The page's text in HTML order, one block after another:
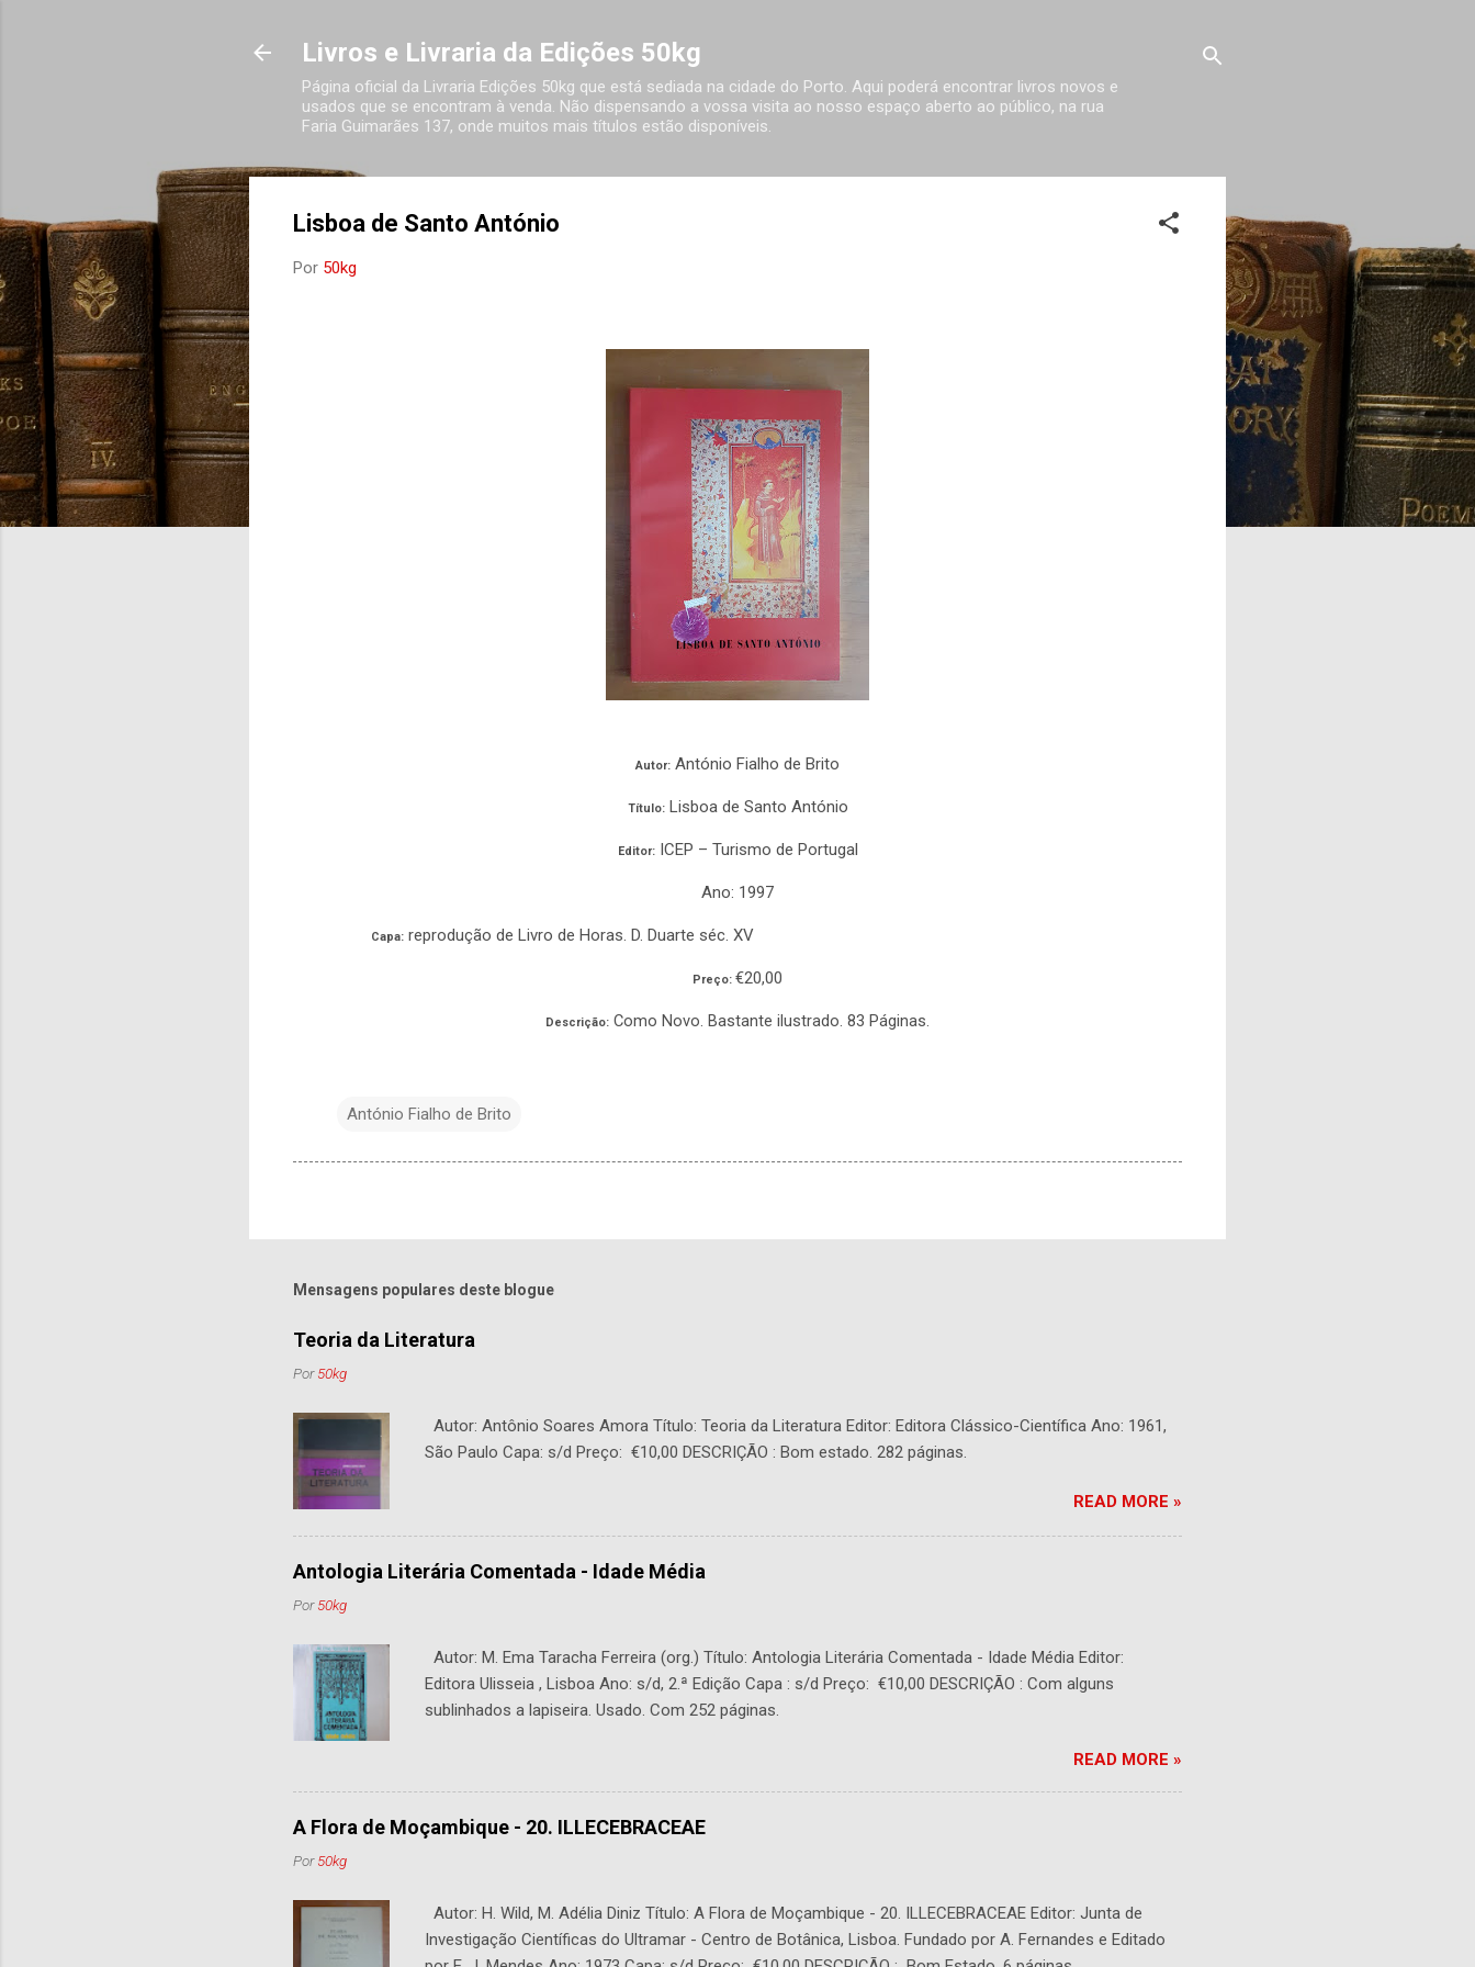
Livros e Livraria da Edições 50kg
Página oficial da Livraria Edições 50kg que está sediada na cidade do Porto. Aqui poderá encontrar livros novos e
usados que se encontram à venda. Não dispensando a vossa visita ao nosso espaço aberto ao público, na rua
Faria Guimarães 137, onde muitos mais títulos estão disponíveis.
Lisboa de Santo António
Por 50kg
Autor: António Fialho de Brito
Título:Lisboa de Santo António
Editor:ICEP – Turismo de Portugal
Ano: 1997
Capa:reprodução de Livro de Horas. D. Duarte séc. XV
Preço: €20,00
Descrição: Como Novo. Bastante ilustrado. 83 Páginas.
António Fialho de Brito
Mensagens populares deste blogue
Teoria da Literatura
Por50kg
Autor: Antônio Soares Amora Título: Teoria da Literatura Editor: Editora Clássico-Científica Ano: 1961,
São Paulo Capa: s/d Preço: €10,00 DESCRIÇÃO : Bom estado. 282 páginas.
READ MORE »
Antologia Literária Comentada - Idade Média
Por50kg
Autor: M. Ema Taracha Ferreira (org.) Título: Antologia Literária Comentada - Idade Média Editor:
Editora Ulisseia , Lisboa Ano: s/d, 2.ª Edição Capa : s/d Preço: €10,00 DESCRIÇÃO : Com alguns
sublinhados a lapiseira. Usado. Com 252 páginas.
READ MORE »
A Flora de Moçambique - 20. ILLECEBRACEAE
Por50kg
Autor: H. Wild, M. Adélia Diniz Título: A Flora de Moçambique - 20. ILLECEBRACEAE Editor: Junta de
Investigação Científicas do Ultramar - Centro de Botânica, Lisboa. Fundado por A. Fernandes e Editado